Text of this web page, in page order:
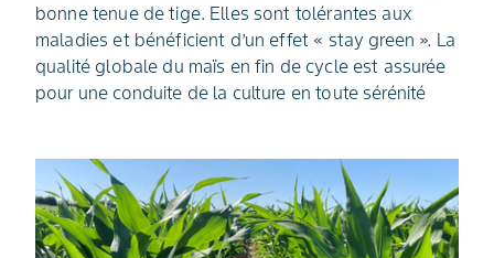
bonne tenue de tige. Elles sont tolérantes aux
maladies et bénéficient d’un effet « stay green ». La
qualité globale du maïs en fin de cycle est assurée
pour une conduite de la culture en toute sérénité